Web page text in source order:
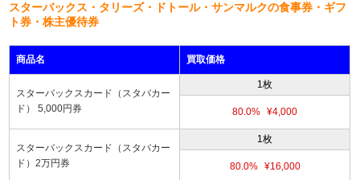
スターバックス・タリーズ・ドトール・サンマルクの食事券・ギフ
ト券・株主優待券
商品名 買取価格
スターバックスカード（スタバカー
ド） 5,000円券
1枚
80.0% ¥4,000
スターバックスカード（スタバカー
ド）2万円券
1枚
80.0% ¥16,000